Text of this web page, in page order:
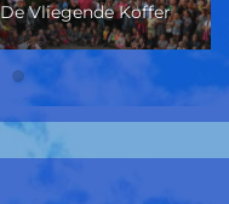
De Vliegende Koffer